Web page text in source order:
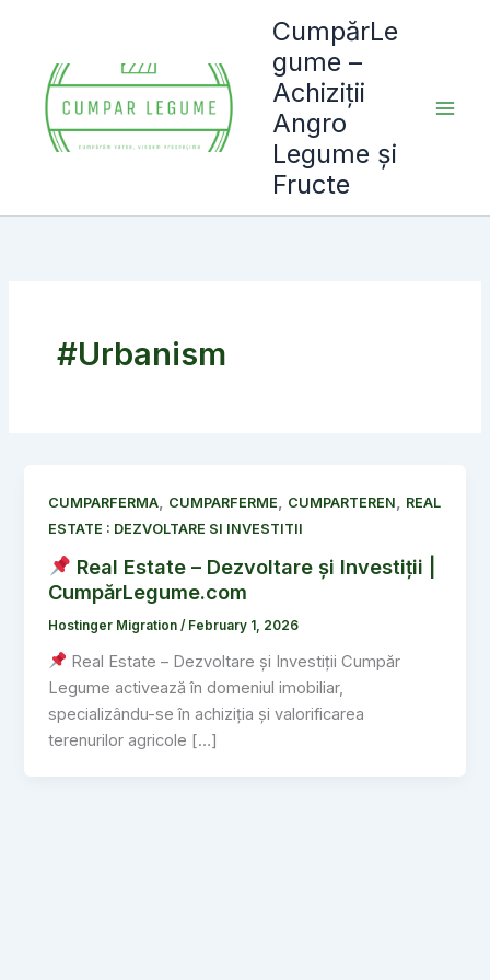
content
CumpărLe
gume –
Achiziții
Angro
Legume și
Fructe
#Urbanism
CUMPARFERMA, CUMPARFERME, CUMPARTEREN, REAL
ESTATE : DEZVOLTARE SI INVESTITII
Real Estate – Dezvoltare și Investiții |
CumpărLegume.com
Hostinger Migration/ February 1, 2026
Real Estate – Dezvoltare și Investiții Cumpăr
Legume activează în domeniul imobiliar,
specializându-se în achiziția și valorificarea
terenurilor agricole […]